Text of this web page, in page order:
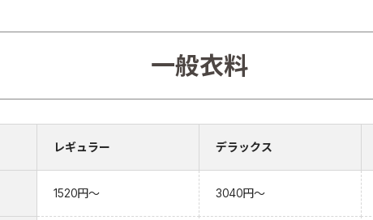
一般衣料
レギュラー デラックス
1520円～ 3040円～